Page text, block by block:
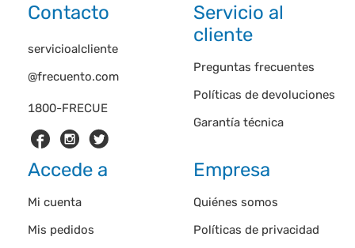
Contacto
1800-FRECUE
servicioalcliente
@frecuento.com
Servicio al
cliente
Preguntas frecuentes
Políticas de devoluciones
Garantía técnica
Accede a
Mi cuenta
Mis pedidos
Empresa
Quiénes somos
Políticas de privacidad